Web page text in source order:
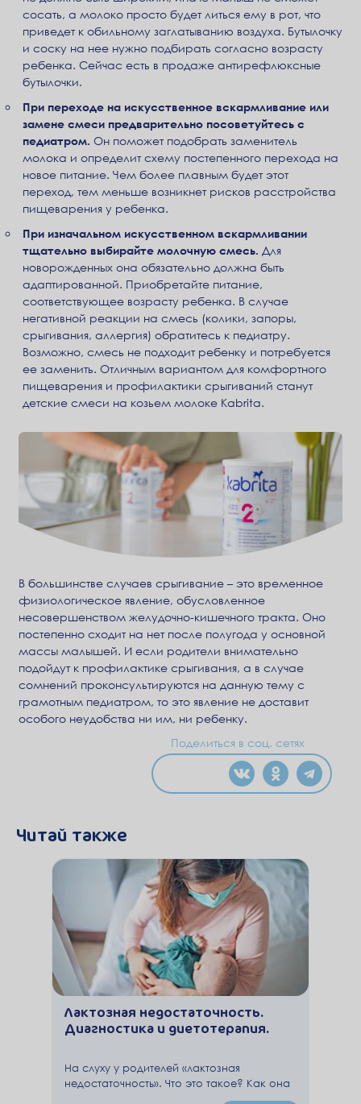
сосать, а молоко просто будет литься ему в рот, что
приведет к обильному заглатыванию воздуха. Бутылочку
и соску на нее нужно подбирать согласно возрасту
ребенка. Сейчас есть в продаже антирефлюксные
бутылочки.
При переходе на искусственное вскармливание или
замене смеси предварительно посоветуйтесь с
педиатром. Он поможет подобрать заменитель
молока и определит схему постепенного перехода на
новое питание. Чем более плавным будет этот
переход, тем меньше возникнет рисков расстройства
пищеварения у ребенка.
При изначальном искусственном вскармливании
тщательно выбирайте молочную смесь. Для
новорожденных она обязательно должна быть
адаптированной. Приобретайте питание,
соответствующее возрасту ребенка. В случае
негативной реакции на смесь (колики, запоры,
срыгивания, аллергия) обратитесь к педиатру.
Возможно, смесь не подходит ребенку и потребуется
ее заменить. Отличным вариантом для комфортного
пищеварения и профилактики срыгиваний станут
детские смеси на козьем молоке Kabrita.
В большинстве случаев срыгивание – это временное
физиологическое явление, обусловленное
несовершенством желудочно-кишечного тракта. Оно
постепенно сходит на нет после полугода у основной
массы малышей. И если родители внимательно
подойдут к профилактике срыгивания, а в случае
сомнений проконсультируются на данную тему с
грамотным педиатром, то это явление не доставит
особого неудобства ни им, ни ребенку.
Поделиться в соц. сетях
Читай также
Лактозная недостаточность.
Диагностика и диетотерапия.
На слуху у родителей «лактозная
недостаточность». Что это такое? Как она
проявляется? Как ее диагностируют? Что с